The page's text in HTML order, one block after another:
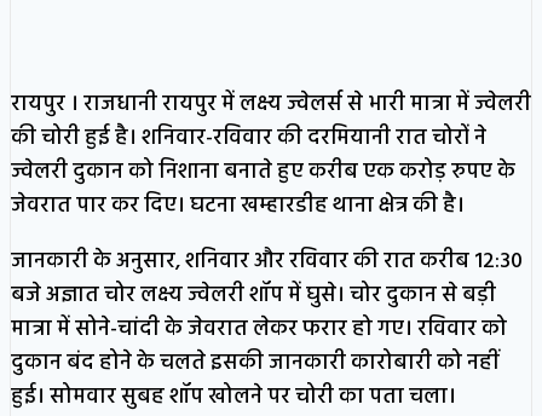
रायपुर । राजधानी रायपुर में लक्ष्य ज्वेलर्स से भारी मात्रा में ज्वेलरी
की चोरी हुई है। शनिवार-रविवार की दरमियानी रात चोरों ने
ज्वेलरी दुकान को निशाना बनाते हुए करीब एक करोड़ रुपए के
जेवरात पार कर दिए। घटना खम्हारडीह थाना क्षेत्र की है।
जानकारी के अनुसार, शनिवार और रविवार की रात करीब 12:30
बजे अज्ञात चोर लक्ष्य ज्वेलरी शॉप में घुसे। चोर दुकान से बड़ी
मात्रा में सोने-चांदी के जेवरात लेकर फरार हो गए। रविवार को
दुकान बंद होने के चलते इसकी जानकारी कारोबारी को नहीं
हुई। सोमवार सुबह शॉप खोलने पर चोरी का पता चला।